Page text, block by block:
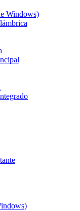
Windows)